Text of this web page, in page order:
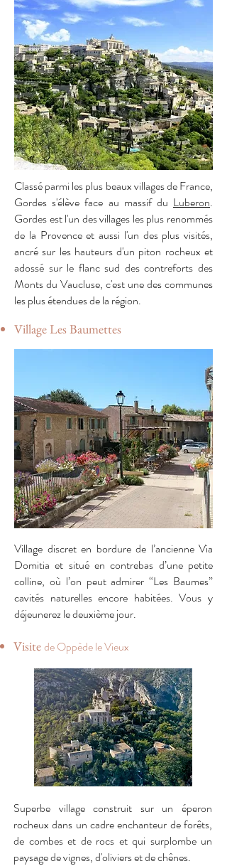
Classé parmi les plus beaux villages de France,
Gordes s'élève face au massif du Luberon.
Gordes est l'un des villages les plus renommés
de la Provence et aussi l'un des plus visités,
ancré sur les hauteurs d'un piton rocheux et
adossé sur le flanc sud des contreforts des
Monts du Vaucluse, c'est une des communes
les plus étendues de la région.
Village Les Baumettes
Village discret en bordure de l’ancienne Via
Domitia et situé en contrebas d’une petite
colline, où l’on peut admirer “Les Baumes”
cavités naturelles encore habitées. Vous y
déjeunerez le deuxième jour.
Visite de Oppède le Vieux
Superbe village construit sur un éperon
rocheux dans un cadre enchanteur de forêts,
de combes et de rocs et qui surplombe un
paysage de vignes, d'oliviers et de chênes.